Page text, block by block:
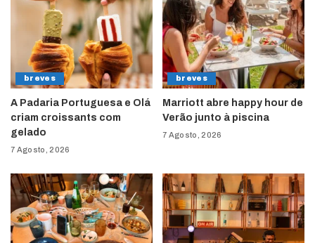
breves
A Padaria Portuguesa e Olá
criam croissants com
gelado
7 Agosto, 2026
breves
Marriott abre happy hour de
Verão junto à piscina
7 Agosto, 2026